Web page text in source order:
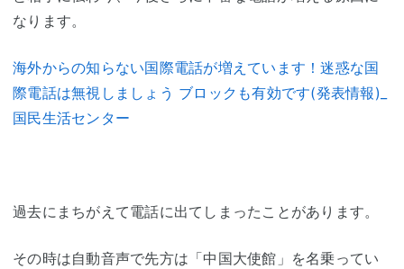
なります。
海外からの知らない国際電話が増えています！迷惑な国
際電話は無視しましょう ブロックも有効です(発表情報)_
国民生活センター
過去にまちがえて電話に出てしまったことがあります。
その時は自動音声で先方は「中国大使館」を名乗ってい